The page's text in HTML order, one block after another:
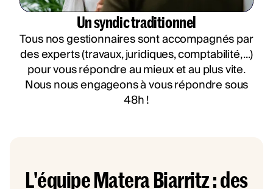
Un syndic traditionnel
Tous nos gestionnaires sont accompagnés par
des experts (travaux, juridiques, comptabilité, ...)
pour vous répondre au mieux et au plus vite.
Nous nous engageons à vous répondre sous
48h !
L'équipe Matera Biarritz : des